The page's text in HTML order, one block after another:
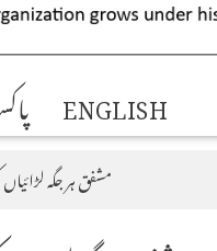
ENGLISH
‘مشفق ہر جگہ